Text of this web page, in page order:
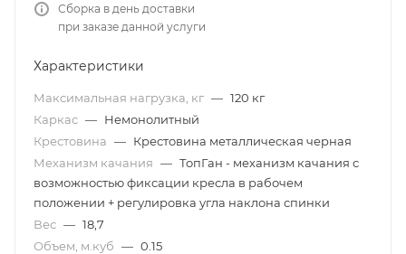
Сборка в день доставки
при заказе данной услуги
Характеристики
Максимальная нагрузка, кг — 120 кг
Каркас — Немонолитный
Крестовина — Крестовина металлическая черная
Механизм качания — ТопГан - механизм качания с
возможностью фиксации кресла в рабочем
положении + регулировка угла наклона спинки
Вес — 18,7
Объем, м.куб — 0.15